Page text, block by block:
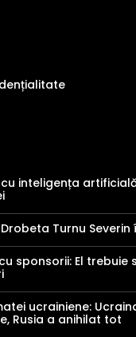
inteligența
Turnu
sponsorii: El trebuie
ucrainiene:
Rusia a anihilat tot